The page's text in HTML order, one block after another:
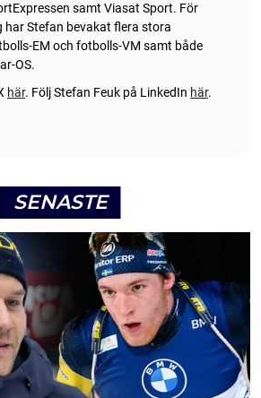
samt Viasat Sport. För
har Stefan bevakat flera stora
EM och fotbolls-VM samt både
OS.
här. Följ Stefan Feuk på LinkedIn här.
SENASTE